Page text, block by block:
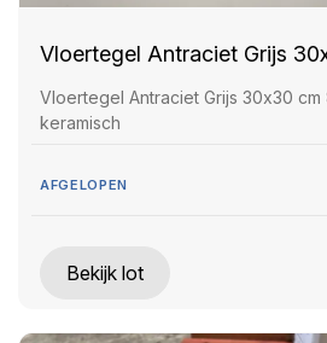
Vloertegel Antraciet Grijs
Vloertegel Antraciet Grijs 30x30 cm
keramisch
AFGELOPEN
Bekijk lot